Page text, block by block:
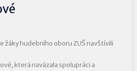
žáky hudebního oboru ZUŠ navštívili
která navázala spolupráci a